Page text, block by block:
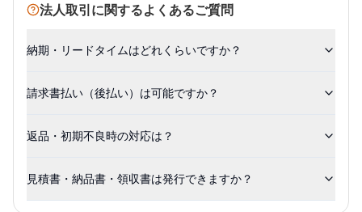
法人取引に関するよくあるご質問
納期・リードタイムはどれくらいですか？
請求書払い（後払い）は可能ですか？
返品・初期不良時の対応は？
見積書・納品書・領収書は発行できますか？